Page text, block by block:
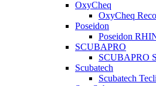
OxyCheq
OxyCheq
Poseidon
Poseidon
SCUBAPRO
SCUBAPRO
Scubatech
Scubatech